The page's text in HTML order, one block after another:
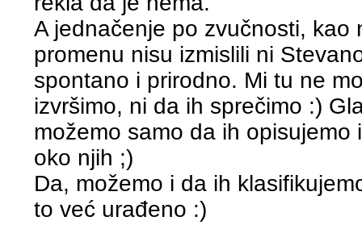
A jednačenje po zvučnosti, kao
promenu nisu izmislili ni
spontano i prirodno. Mi tu ne
izvršimo, ni da ih sprečimo :)
možemo samo da ih
oko njih ;)
Da, možemo i da ih
to već urađeno :)